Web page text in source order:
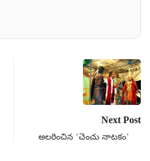
Next Post
అలరించిన ‘చెంచు నాటకం’